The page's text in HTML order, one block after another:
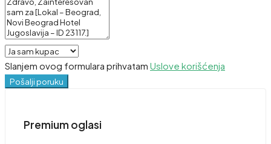
Slanjem ovog formulara prihvatam Uslove korišćenja
Pošalji poruku
Premium oglasi